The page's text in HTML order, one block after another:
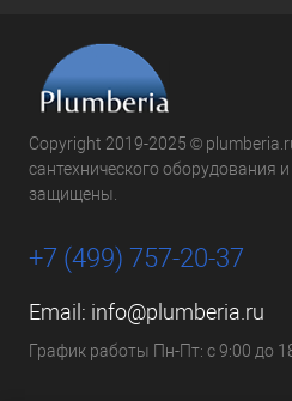
Copyright 2019-2025 ©
сантехнического оборудования
защищены.
+7 (499) 757-20-37
Email: info@plumberia.ru
График работы Пн-Пт: с 9:00 до